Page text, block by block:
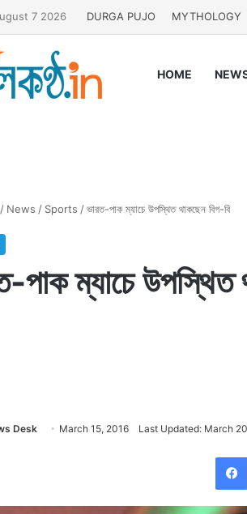
7 2026 DURGA PUJO MYTHOLOGY
HOME
/ News / Sports /ভারত-পাক ম্যাচে উপস্থিত থাকছেন বিগ-বি
পাক ম্যাচে উপস্থিত
Desk March 15, 2016 Last Updated: March